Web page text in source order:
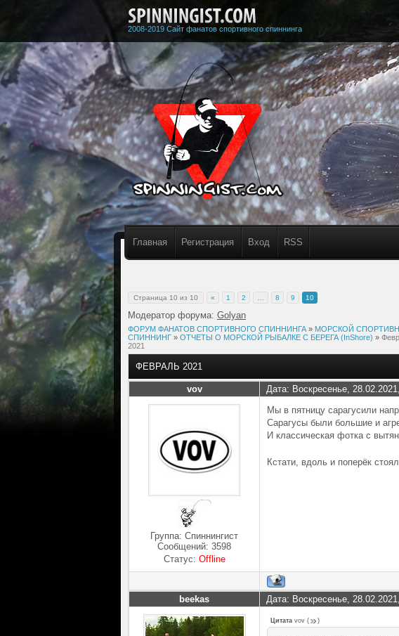
2008-2019 Сайт фанатов спортивного спиннинга
Главная Регистрация Вход RSS
Страница 10 из 10 « 1 2 8 9 10
Модератор форума: Golyan
ФОРУМ ФАНАТОВ СПОРТИВНОГО СПИННИНГА » МОРСКОЙ
СПИННИНГ » ОТЧЕТЫ О МОРСКОЙ РЫБАЛКЕ С БЕРЕГА (InShore) »
2021
ФЕВРАЛЬ 2021
vov Дата: Воскресенье,
Группа: Спиннингист
Сообщений: 3598
Статус: Offline
Мы в пятницу сарагусили
Сарагусы были большие и
И классическая фотка с
Кстати, вдоль и поперёк
beekas Дата: Воскресенье,
Цитата vov ( )